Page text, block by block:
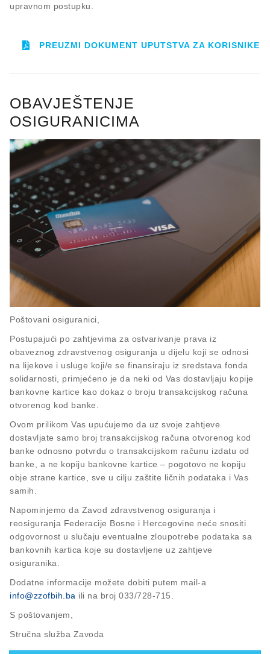
upravnom postupku.
PREUZMI DOKUMENT UPUTSTVA ZA KORISNIKE
OBAVJEŠTENJE
OSIGURANICIMA
Poštovani osiguranici,
Postupajući po zahtjevima za ostvarivanje prava iz
obaveznog zdravstvenog osiguranja u dijelu koji se odnosi
na lijekove i usluge koji/e se finansiraju iz sredstava fonda
solidarnosti, primjećeno je da neki od Vas dostavljaju kopije
bankovne kartice kao dokaz o broju transakcijskog računa
otvorenog kod banke.
Ovom prilikom Vas upućujemo da uz svoje zahtjeve
dostavljate samo broj transakcijskog računa otvorenog kod
banke odnosno potvrdu o transakcijskom računu izdatu od
banke, a ne kopiju bankovne kartice – pogotovo ne kopiju
obje strane kartice, sve u cilju zaštite ličnih podataka i Vas
samih.
Napominjemo da Zavod zdravstvenog osiguranja i
reosiguranja Federacije Bosne i Hercegovine neće snositi
odgovornost u slučaju eventualne zloupotrebe podataka sa
bankovnih kartica koje su dostavljene uz zahtjeve
osiguranika.
Dodatne informacije možete dobiti putem mail-a
info@zzofbih.ba ili na broj 033/728-715.
S poštovanjem,
Stručna služba Zavoda